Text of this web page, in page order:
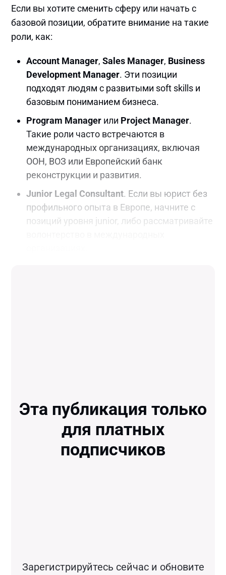
Если вы хотите сменить сферу или начать с
базовой позиции, обратите внимание на такие
роли, как:
Account Manager,Sales Manager, Business
Development Manager. Эти позиции
подходят людям с развитыми soft skills и
базовым пониманием бизнеса.
Program Manager или Project Manager.
Такие роли часто встречаются в
международных организациях, включая
ООН, ВОЗ или Европейский банк
реконструкции и развития.
Junior Legal Consultant. Если вы юрист без
профильного опыта в Европе, начните с
позиций уровня junior, либо рассматривайте
Эта публикация только
для платных
подписчиков
Зарегистрируйтесь сейчас и обновите